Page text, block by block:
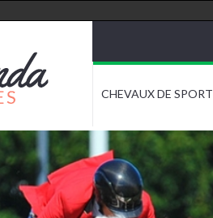
CHEVAUX DE SPORT